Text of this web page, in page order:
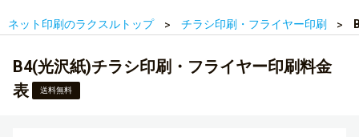
ネット印刷のラクスルトップ チラシ印刷・フライヤー印刷
B4(光沢紙)チラシ印刷・フライヤー印刷料金
表
送料無料